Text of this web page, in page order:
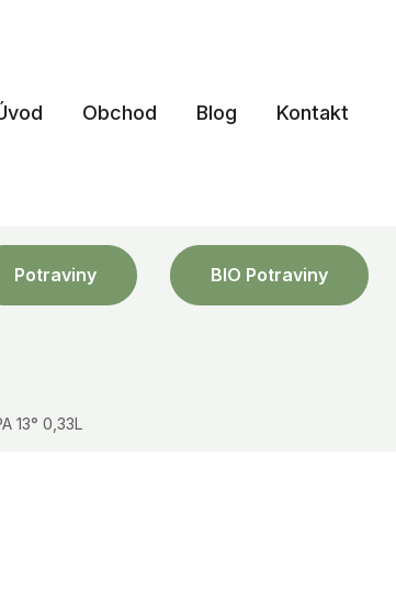
Obchod Blog Kontakt
Potraviny BIO Potraviny
13° 0,33L